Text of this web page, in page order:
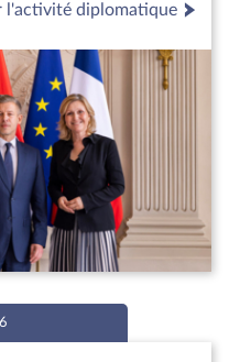
l'activité diplomatique